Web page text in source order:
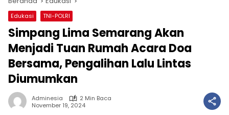
Edukasi TNI-POLRI
Simpang Lima Semarang Akan
Menjadi Tuan Rumah Acara Doa
Bersama, Pengalihan Lalu Lintas
Diumumkan
Adminesia
2 Min Baca
November 19, 2024